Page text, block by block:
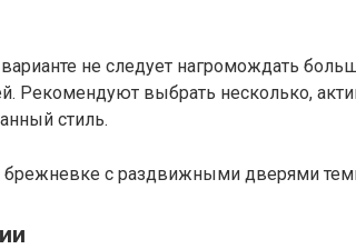
не следует нагромождать
Рекомендуют выбрать несколько,
стиль.
брежневке с раздвижными дверями